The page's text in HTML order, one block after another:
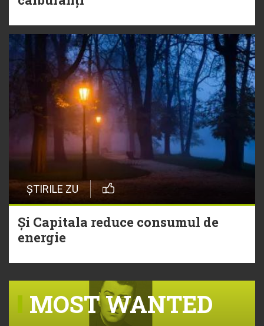
ȘTIRILE ZU
Și Capitala reduce consumul de
energie
MOST WANTED